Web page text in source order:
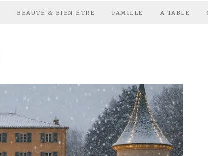
BEAUTÉ & BIEN-ÊTRE FAMILLE A TABLE